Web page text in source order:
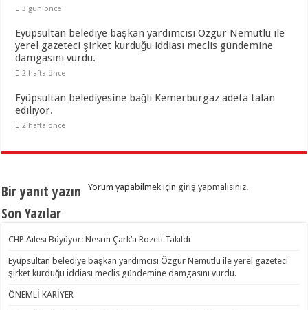
3 gün önce
Eyüpsultan belediye başkan yardımcısı Özgür Nemutlu ile
yerel gazeteci şirket kurduğu iddiası meclis gündemine
damgasını vurdu.
2 hafta önce
Eyüpsultan belediyesine bağlı Kemerburgaz adeta talan
ediliyor.
2 hafta önce
Bir yanıt yazın Yorum yapabilmek için giriş yapmalısınız.
Son Yazılar
CHP Ailesi Büyüyor: Nesrin Çark’a Rozeti Takıldı
Eyüpsultan belediye başkan yardımcısı Özgür Nemutlu ile yerel gazeteci
şirket kurduğu iddiası meclis gündemine damgasını vurdu.
ÖNEMLİ KARİYER